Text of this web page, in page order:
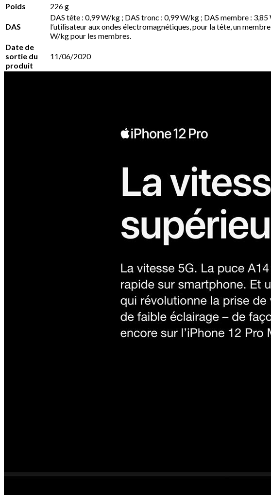
Poids
226 g
DAS
DAS tête : 0,99 W/kg ; DAS tronc : 0,99 W/kg ; DAS membre :
l’utilisateur aux ondes électromagnétiques, pour la tête, un
W/kg pour les membres.
Date de
sortie du
produit
11/06/2020